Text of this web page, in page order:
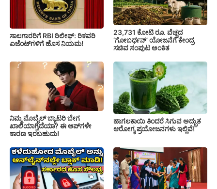
ಸಾಲಗಾರರಿಗೆ RBI ರಿಲೀಫ್‌: ರಿಕವರಿ
ಏಜೆಂಟ್‌ಗಳಿಗೆ ಹೊಸ ನಿಯಮ!
23,731 ಕೋಟಿ ರೂ. ವೆಚ್ಚದ
‘ಗೋಬರ್ಧನ್’ ಯೋಜನೆಗೆ ಕೇಂದ್ರ
ಸಚಿವ ಸಂಪುಟ ಅಂಕಿತ
ನಿಮ್ಮ ಮೊಬೈಲ್ ಬ್ಯಾಟರಿ ಬೇಗ
ಖಾಲಿಯಾಗ್ತಿದೆಯಾ? ಈ ಆಪ್‌ಗಳೇ
ಕಾರಣ ಇರಬಹುದು!
ಹಾಗಲಕಾಯಿ ತಿಂದರೆ ಸಿಗುವ ಅದ್ಭುತ
ಆರೋಗ್ಯ ಪ್ರಯೋಜನಗಳು ಇಲ್ಲಿವೆ!